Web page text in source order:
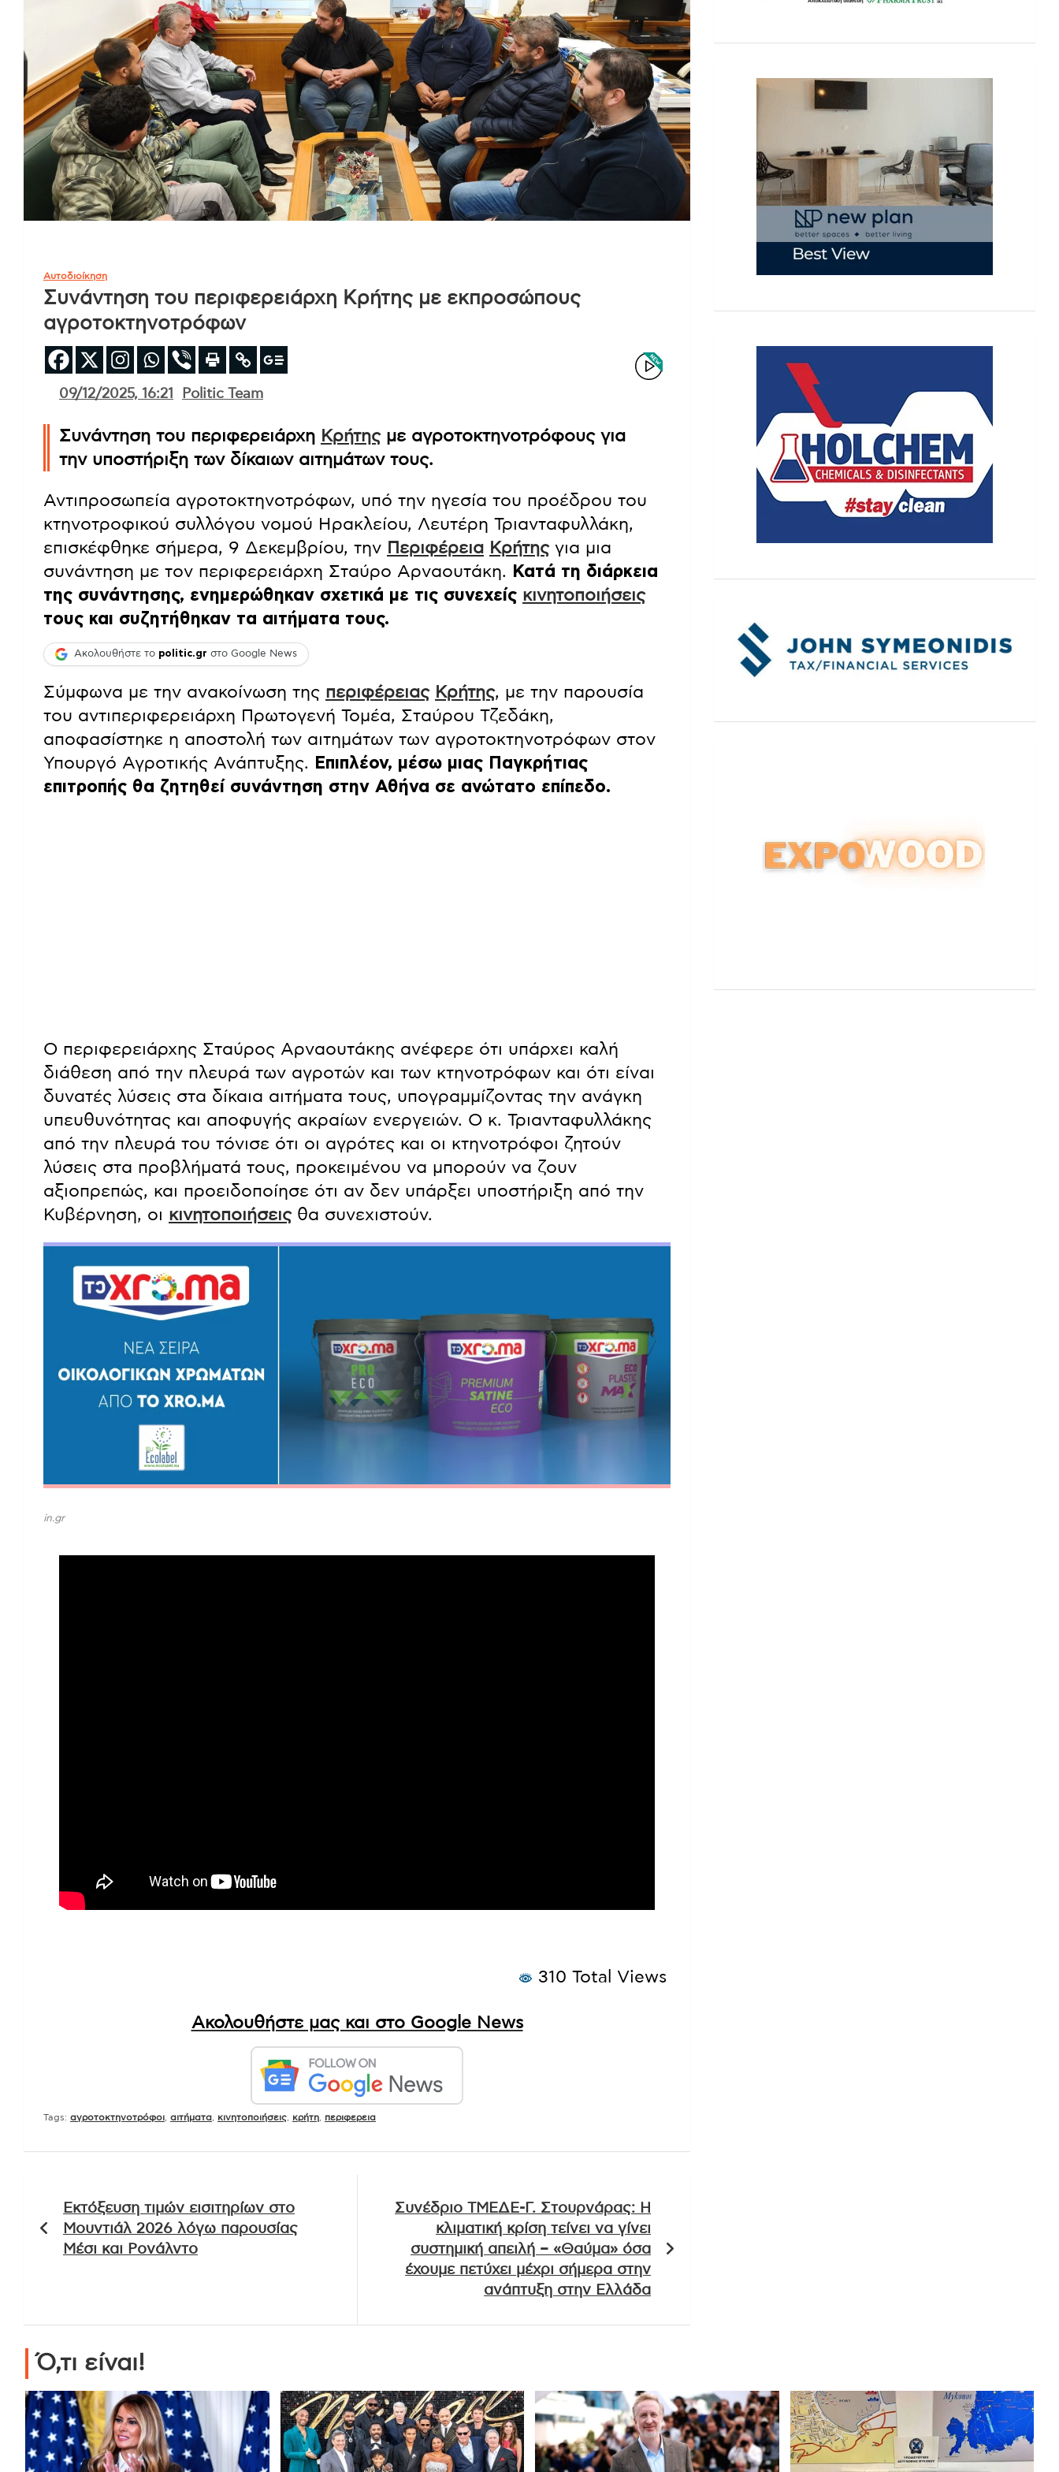
Αυτοδιοίκηση
Συνάντηση του περιφερειάρχη Κρήτης με εκπροσώπους
αγροτοκτηνοτρόφων
09/12/2025, 16:21 Politic Team
Συνάντηση του περιφερειάρχη Κρήτηςμε αγροτοκτηνοτρόφους για
την υποστήριξη των δίκαιων αιτημάτων τους.
Αντιπροσωπεία αγροτοκτηνοτρόφων, υπό την ηγεσία του προέδρου του
κτηνοτροφικού συλλόγου νομού Ηρακλείου, Λευτέρη Τριανταφυλλάκη,
επισκέφθηκε σήμερα, 9 Δεκεμβρίου, την Περιφέρεια Κρήτηςγια μια
συνάντηση με τον περιφερειάρχη Σταύρο Αρναουτάκη.
Κατά τη διάρκεια
της συνάντησης, ενημερώθηκαν σχετικά με τις συνεχείς κινητοποιήσεις
τους και συζητήθηκαν τα αιτήματα τους.
Ακολουθήστε το politic.gr στο Google News
Σύμφωνα με την ανακοίνωση της περιφέρειας Κρήτης, με την παρουσία
του αντιπεριφερειάρχη Πρωτογενή Τομέα, Σταύρου Τζεδάκη,
αποφασίστηκε η αποστολή των αιτημάτων των αγροτοκτηνοτρόφων στον
Υπουργό Αγροτικής Ανάπτυξης.
Επιπλέον, μέσω μιας Παγκρήτιας
επιτροπής θα ζητηθεί συνάντηση στην Αθήνα σε ανώτατο επίπεδο.
Ο περιφερειάρχης Σταύρος Αρναουτάκης ανέφερε ότι υπάρχει καλή
διάθεση από την πλευρά των αγροτών και των κτηνοτρόφων και ότι είναι
δυνατές λύσεις στα δίκαια αιτήματα τους, υπογραμμίζοντας την ανάγκη
υπευθυνότητας και αποφυγής ακραίων ενεργειών. Ο κ. Τριανταφυλλάκης
από την πλευρά του τόνισε ότι οι αγρότες και οι κτηνοτρόφοι ζητούν
λύσεις στα προβλήματά τους, προκειμένου να μπορούν να ζουν
αξιοπρεπώς, και προειδοποίησε ότι αν δεν υπάρξει υποστήριξη από την
Κυβέρνηση, οι κινητοποιήσειςθα συνεχιστούν.
in.gr
310 Total Views
Ακολουθήστε μας και στο Google News
Tags: αγροτοκτηνοτρόφοι αιτήματα κινητοποιήσεις κρήτη περιφερεια
άρθρων
Εκτόξευση τιμών εισιτηρίων στο
Μουντιάλ 2026 λόγω παρουσίας
Μέσι και Ρονάλντο
Συνέδριο ΤΜΕΔΕ-Γ. Στουρνάρας: Η
κλιματική κρίση τείνει να γίνει
συστημική απειλή – «Θαύμα» όσα
έχουμε πετύχει μέχρι σήμερα στην
ανάπτυξη στην Ελλάδα
Ό,τι είναι!